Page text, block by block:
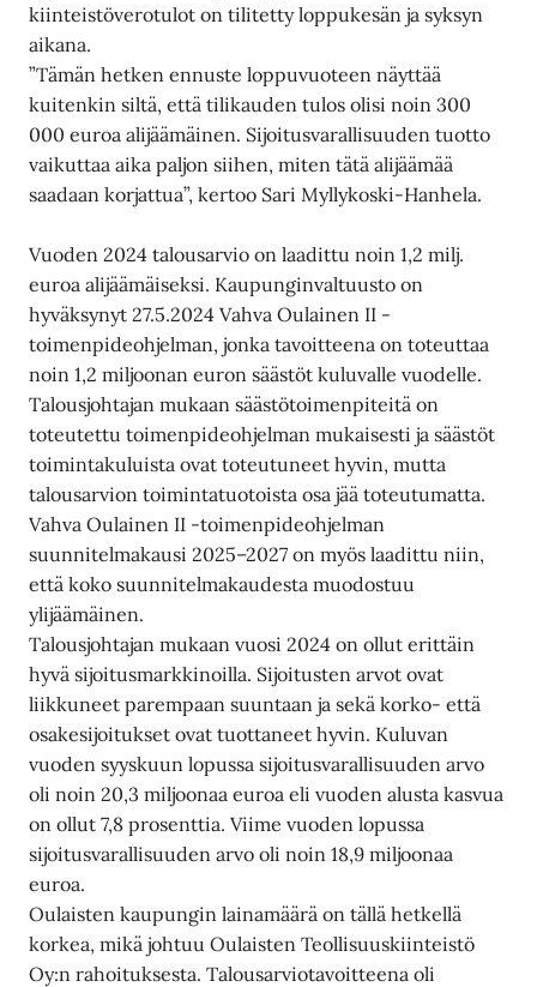
kiinteistöverotulot on tilitetty loppukesän ja syksyn
aikana.
”Tämän hetken ennuste loppuvuoteen näyttää
kuitenkin siltä, että tilikauden tulos olisi noin 300
000 euroa alijäämäinen. Sijoitusvarallisuuden tuotto
vaikuttaa aika paljon siihen, miten tätä alijäämää
saadaan korjattua”, kertoo Sari Myllykoski-Hanhela.
Vuoden 2024 talousarvio on laadittu noin 1,2 milj.
euroa alijäämäiseksi. Kaupunginvaltuusto on
hyväksynyt 27.5.2024 Vahva Oulainen II -
toimenpideohjelman, jonka tavoitteena on toteuttaa
noin 1,2 miljoonan euron säästöt kuluvalle vuodelle.
Talousjohtajan mukaan säästötoimenpiteitä on
toteutettu toimenpideohjelman mukaisesti ja säästöt
toimintakuluista ovat toteutuneet hyvin, mutta
talousarvion toimintatuotoista osa jää toteutumatta.
Vahva Oulainen II -toimenpideohjelman
suunnitelmakausi 2025–2027 on myös laadittu niin,
että koko suunnitelmakaudesta muodostuu
ylijäämäinen.
Talousjohtajan mukaan vuosi 2024 on ollut erittäin
hyvä sijoitusmarkkinoilla. Sijoitusten arvot ovat
liikkuneet parempaan suuntaan ja sekä korko- että
osakesijoitukset ovat tuottaneet hyvin. Kuluvan
vuoden syyskuun lopussa sijoitusvarallisuuden arvo
oli noin 20,3 miljoonaa euroa eli vuoden alusta kasvua
on ollut 7,8 prosenttia. Viime vuoden lopussa
sijoitusvarallisuuden arvo oli noin 18,9 miljoonaa
euroa.
Oulaisten kaupungin lainamäärä on tällä hetkellä
korkea, mikä johtuu Oulaisten Teollisuuskiinteistö
Oy:n rahoituksesta. Talousarviotavoitteena oli